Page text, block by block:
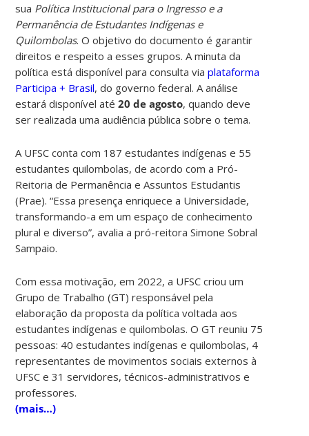
sua Política Institucional para o Ingresso e a
Permanência de Estudantes Indígenas e
Quilombolas. O objetivo do documento é garantir
direitos e respeito a esses grupos. A minuta da
política está disponível para consulta viaplataforma
Participa + Brasil, do governo federal. A análise
estará disponível até20 de agosto, quando deve
ser realizada uma audiência pública sobre o tema.
A UFSC conta com 187 estudantes indígenas e 55
estudantes quilombolas, de acordo com a Pró-
Reitoria de Permanência e Assuntos Estudantis
(Prae). “Essa presença enriquece a Universidade,
transformando-a em um espaço de conhecimento
plural e diverso”, avalia a pró-reitora Simone Sobral
Sampaio.
Com essa motivação, em 2022, a UFSC criou um
Grupo de Trabalho (GT) responsável pela
elaboração da proposta da política voltada aos
estudantes indígenas e quilombolas. O GT reuniu 75
pessoas: 40 estudantes indígenas e quilombolas, 4
representantes de movimentos sociais externos à
UFSC e 31 servidores, técnicos-administrativos e
professores.
(mais…)